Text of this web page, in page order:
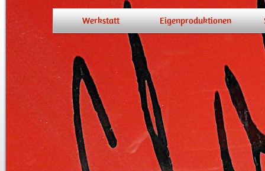
Werkstatt Eigenproduktionen